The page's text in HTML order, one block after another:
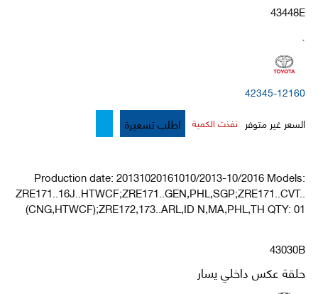
43448E
.
42345-12160
السعر غير متوفر نفذت الكمية اطلب تسعيرة
Production date: 20131020161010/2013-10/2016 Models:
ZRE171..16J..HTWCF;ZRE171..GEN,PHL,SGP;ZRE171..CVT..
(CNG,HTWCF);ZRE172,173..ARL,ID N,MA,PHL,TH QTY: 01
43030B
حلقة عكس داخلي يسار